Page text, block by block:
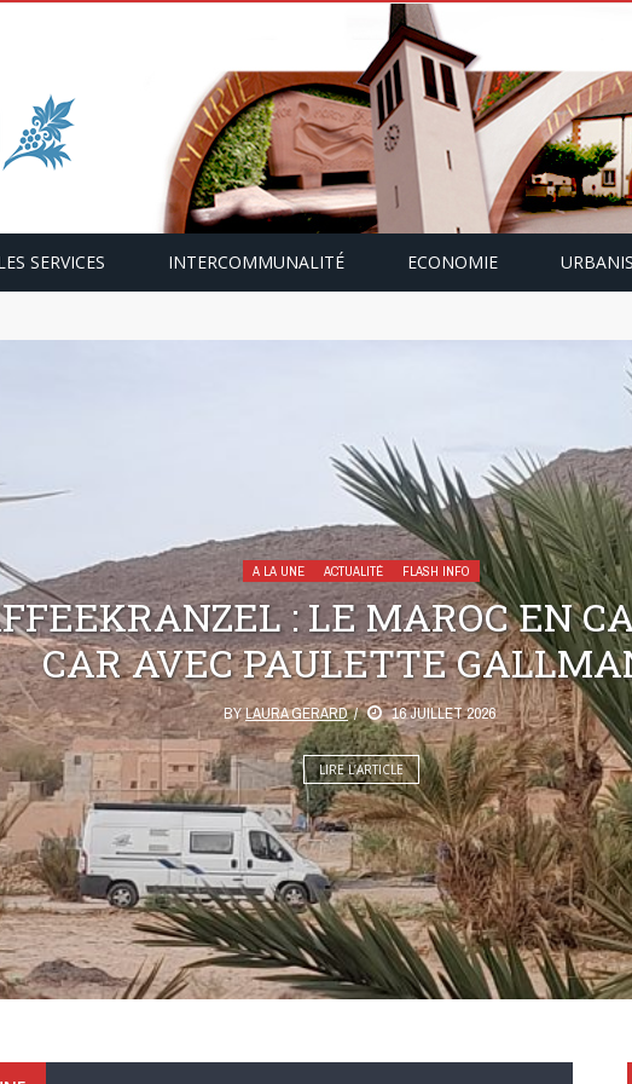
SERVICES INTERCOMMUNALITÉ ECONOMIE
en camping-car avec Paulette Gallmann
A LA UNE ACTUALITÉ FLASH INFO
: LE MAROC EN
CAR AVEC PAULETTE
BYLAURA GERARD 16 JUILLET 2026
LIRE L’ARTICLE